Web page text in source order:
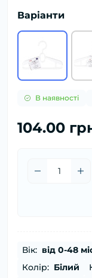
Варіанти
В наявності
104.00
Вік: від 0-48
Колір: Білий